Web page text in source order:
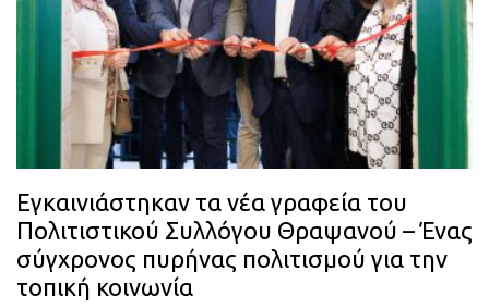
Εγκαινιάστηκαν τα νέα γραφεία του
Πολιτιστικού Συλλόγου Θραψανού – Ένας
σύγχρονος πυρήνας πολιτισμού για την
τοπική κοινωνία